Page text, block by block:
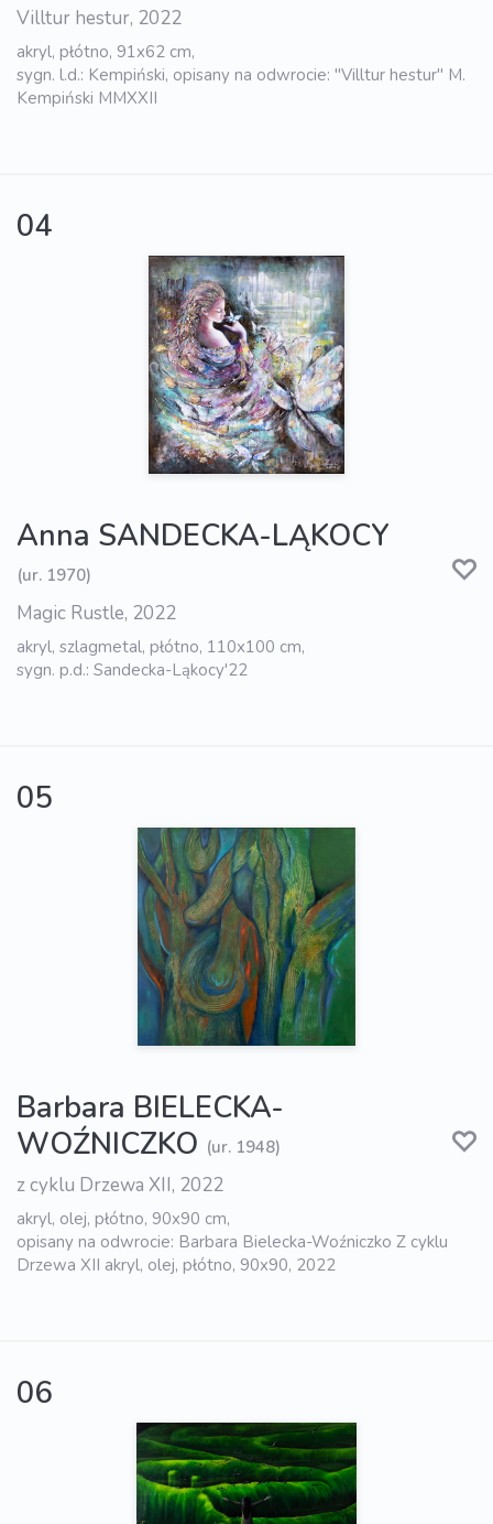
Villtur hestur, 2022
akryl, płótno, 91x62 cm,
sygn. l.d.: Kempiński, opisany na odwrocie: "Villtur hestur" M.
Kempiński MMXXII
04
Anna SANDECKA-LĄKOCY
(ur. 1970)
Magic Rustle, 2022
akryl, szlagmetal, płótno, 110x100 cm,
sygn. p.d.: Sandecka-Ląkocy'22
05
Barbara BIELECKA-
WOŹNICZKO (ur. 1948)
z cyklu Drzewa XII, 2022
akryl, olej, płótno, 90x90 cm,
opisany na odwrocie: Barbara Bielecka-Woźniczko Z cyklu
Drzewa XII akryl, olej, płótno, 90x90, 2022
06